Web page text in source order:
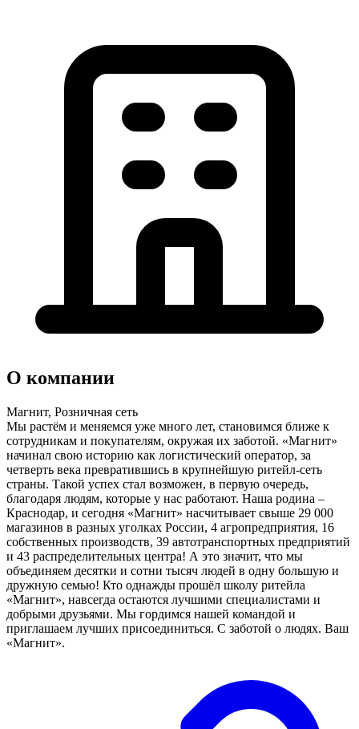
О компании
Магнит, Розничная сеть
Мы растём и меняемся уже много лет, становимся ближе к
сотрудникам и покупателям, окружая их заботой. «Магнит»
начинал свою историю как логистический оператор, за
четверть века превратившись в крупнейшую ритейл-сеть
страны. Такой успех стал возможен, в первую очередь,
благодаря людям, которые у нас работают. Наша родина –
Краснодар, и сегодня «Магнит» насчитывает свыше 29 000
магазинов в разных уголках России, 4 агропредприятия, 16
собственных производств, 39 автотранспортных предприятий
и 43 распределительных центра! А это значит, что мы
объединяем десятки и сотни тысяч людей в одну большую и
дружную семью! Кто однажды прошёл школу ритейла
«Магнит», навсегда остаются лучшими специалистами и
добрыми друзьями. Мы гордимся нашей командой и
приглашаем лучших присоединиться. С заботой о людях. Ваш
«Магнит».